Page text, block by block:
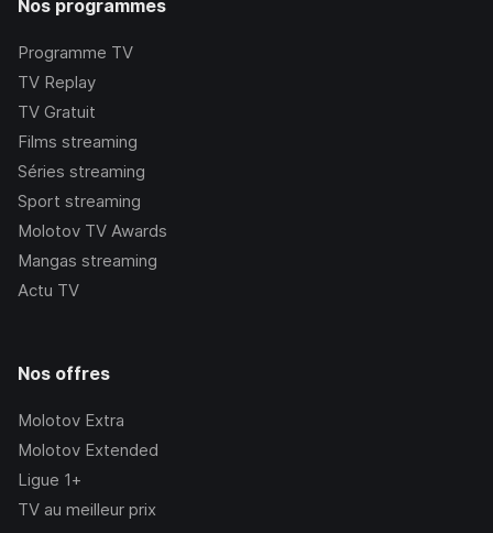
Nos programmes
Programme TV
TV Replay
TV Gratuit
Films streaming
Séries streaming
Sport streaming
Molotov TV Awards
Mangas streaming
Actu TV
Nos offres
Molotov Extra
Molotov Extended
Ligue 1+
TV au meilleur prix